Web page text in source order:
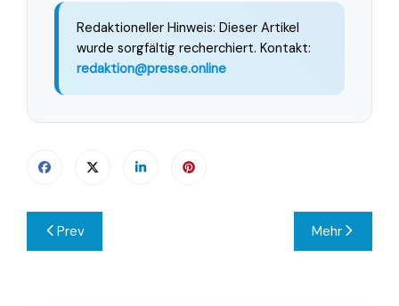
Redaktioneller Hinweis: Dieser Artikel
wurde sorgfältig recherchiert. Kontakt:
redaktion@presse.online
Beitragsnavigation
Prev Mehr